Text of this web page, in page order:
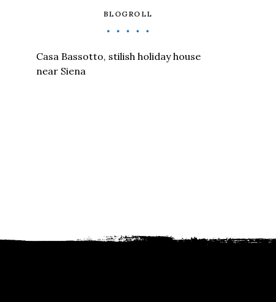
BLOGROLL
Casa Bassotto, stilish holiday house
near Siena